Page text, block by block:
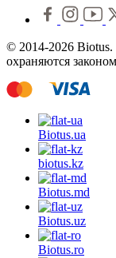
© 2014-2026 Biotus.
охраняются
Biotus.ua
biotus.kz
Biotus.md
Biotus.uz
Biotus.ro